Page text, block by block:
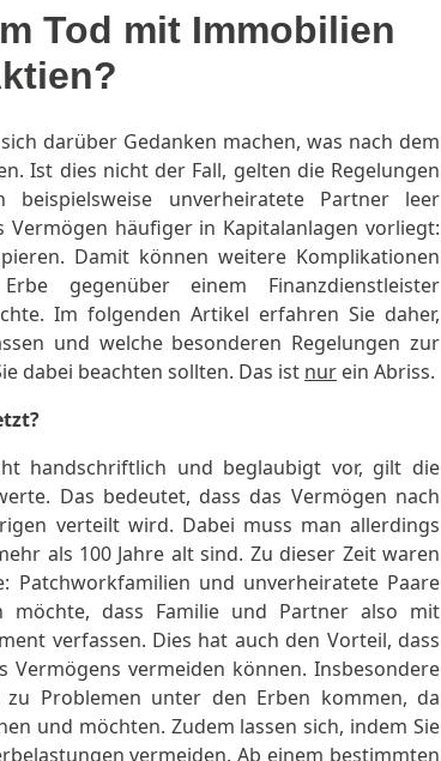
Tod mit Immobilien
darüber Gedanken machen, was nach dem
Ist dies nicht der Fall, gelten die Regelungen
beispielsweise unverheiratete Partner leer
häufiger in Kapitalanlagen vorliegt:
Damit können weitere Komplikationen
gegenüber einem Finanzdienstleister
Im folgenden Artikel erfahren Sie daher,
und welche besonderen Regelungen zur
dabei beachten sollten. Das ist nur ein Abriss.
handschriftlich und beglaubigt vor, gilt die
Das bedeutet, dass das Vermögen nach
verteilt wird. Dabei muss man allerdings
als 100 Jahre alt sind. Zu dieser Zeit waren
Patchworkfamilien und unverheiratete Paare
möchte, dass Familie und Partner also mit
verfassen. Dies hat auch den Vorteil, dass
vermeiden können. Insbesondere
Problemen unter den Erben kommen, da
und möchten. Zudem lassen sich, indem Sie
vermeiden. Ab einem bestimmten